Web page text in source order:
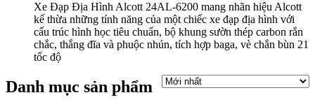
Xe Đạp Địa Hình Alcott 24AL-6200 mang nhãn hiệu Alcott
kế thừa những tính năng của một chiếc xe đạp địa hình với
cấu trúc hình học tiêu chuẩn, bộ khung sườn thép carbon rắn
chắc, thắng đĩa và phuộc nhún, tích hợp baga, vè chắn bùn 21
tốc độ
Danh mục sản phẩm